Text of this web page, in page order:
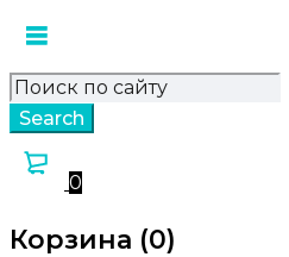
0
Корзина (0)